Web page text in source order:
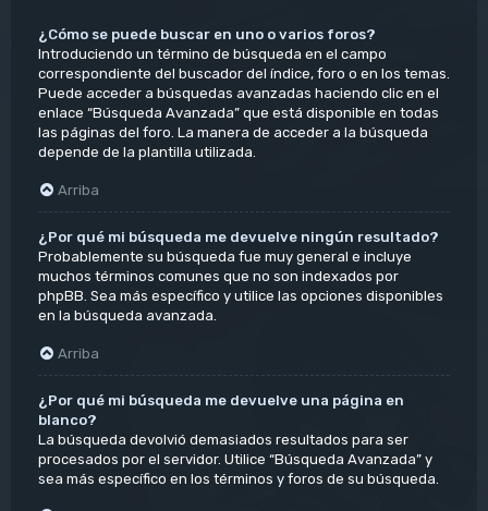
¿Cómo se puede buscar en uno o varios foros?
Introduciendo un término de búsqueda en el campo
correspondiente del buscador del índice, foro o en los temas.
Puede acceder a búsquedas avanzadas haciendo clic en el
enlace “Búsqueda Avanzada” que está disponible en todas
las páginas del foro. La manera de acceder a la búsqueda
depende de la plantilla utilizada.
Arriba
¿Por qué mi búsqueda me devuelve ningún resultado?
Probablemente su búsqueda fue muy general e incluye
muchos términos comunes que no son indexados por
phpBB. Sea más específico y utilice las opciones disponibles
en la búsqueda avanzada.
Arriba
¿Por qué mi búsqueda me devuelve una página en
blanco?
La búsqueda devolvió demasiados resultados para ser
procesados por el servidor. Utilice “Búsqueda Avanzada” y
sea más específico en los términos y foros de su búsqueda.